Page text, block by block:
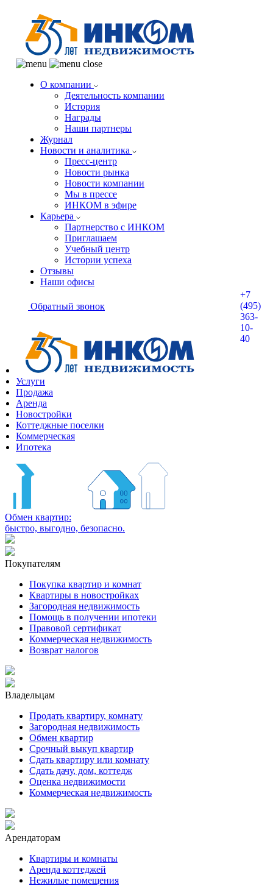
О компании
Деятельность компании
История
Награды
Наши партнеры
Журнал
Новости и аналитика
Пресс-центр
Новости рынка
Новости компании
Мы в прессе
ИНКОМ в эфире
Карьера
Партнерство с ИНКОМ
Приглашаем
Учебный центр
Истории успеха
Отзывы
Наши офисы
+7
(495)
363-
10-
40
Обратный звонок
Услуги
Продажа
Аренда
Новостройки
Коттеджные поселки
Коммерческая
Ипотека
Обмен квартир:
быстро, выгодно, безопасно.
Покупателям
Покупка квартир и комнат
Квартиры в новостройках
Загородная недвижимость
Помощь в получении ипотеки
Правовой сертификат
Коммерческая недвижимость
Возврат налогов
Владельцам
Продать квартиру, комнату
Загородная недвижимость
Обмен квартир
Срочный выкуп квартир
Сдать квартиру или комнату
Сдать дачу, дом, коттедж
Оценка недвижимости
Коммерческая недвижимость
Арендаторам
Квартиры и комнаты
Аренда коттеджей
Нежилые помещения